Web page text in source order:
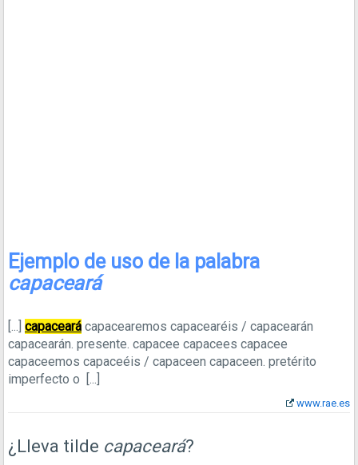
Ejemplo de uso de la palabra
capaceará
[...] capaceará capacearemos capacearéis / capacearán
capacearán. presente. capacee capacees capacee
capaceemos capaceéis / capaceen capaceen. pretérito
imperfecto o [...]
www.rae.es
¿Lleva tilde capaceará?